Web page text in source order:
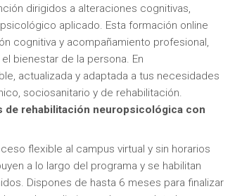
dirigidos a alteraciones cognitivas,
aplicado. Esta formación online
cognitiva y acompañamiento profesional,
bienestar de la persona. En
actualizada y adaptada a tus necesidades
sociosanitario y de rehabilitación.
de rehabilitación neuropsicológica con
flexible al campus virtual y sin horarios
a lo largo del programa y se habilitan
Dispones de hasta 6 meses para finalizar